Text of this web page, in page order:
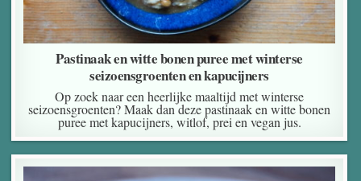
Pastinaak en witte bonen puree met winterse
seizoensgroenten en kapucijners
Op zoek naar een heerlijke maaltijd met winterse
seizoensgroenten? Maak dan deze pastinaak en witte bonen
puree met kapucijners, witlof, prei en vegan jus.